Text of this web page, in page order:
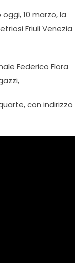
10 marzo, la
Friuli Venezia
Federico Flora
con indirizzo